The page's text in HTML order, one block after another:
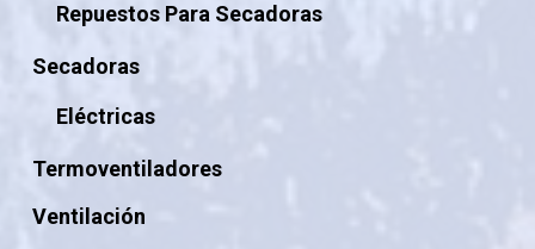
Repuestos Para Secadoras
Secadoras
Eléctricas
Termoventiladores
Ventilación